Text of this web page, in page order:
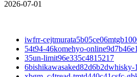
2026-07-01
iwfrr-
54t94-46komehyo-
35un-limit96e335c4815217
6bishikawasaked82d6b2dwhisky-